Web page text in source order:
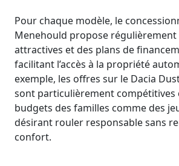
Pour chaque modèle, le
Menehould propose
attractives et des plans de
facilitant l’accès à la propriété
exemple, les offres sur le Dacia
sont particulièrement compétitives
budgets des familles comme des
désirant rouler responsable sans
confort.